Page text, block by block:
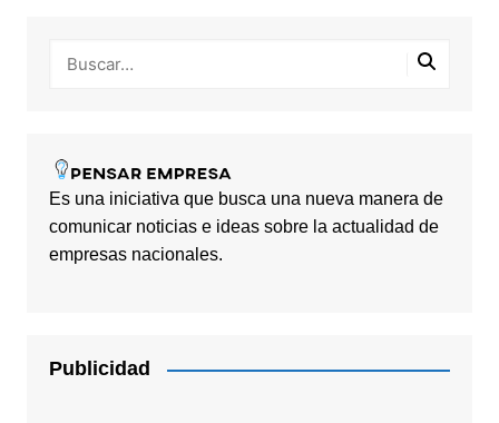
Es una iniciativa que busca una nueva manera de
comunicar noticias e ideas sobre la actualidad de
empresas nacionales.
Publicidad